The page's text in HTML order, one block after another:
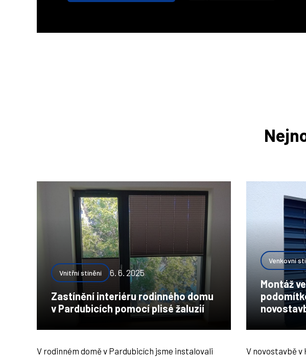
Vnitřní stínění 6. 6. 2025
Zastínění interiéru rodinného domu
v Pardubicích pomocí plisé žaluzií
V rodinném domě v Pardubicích jsme instalovali
Venkovní
Montáž
V novostavbě